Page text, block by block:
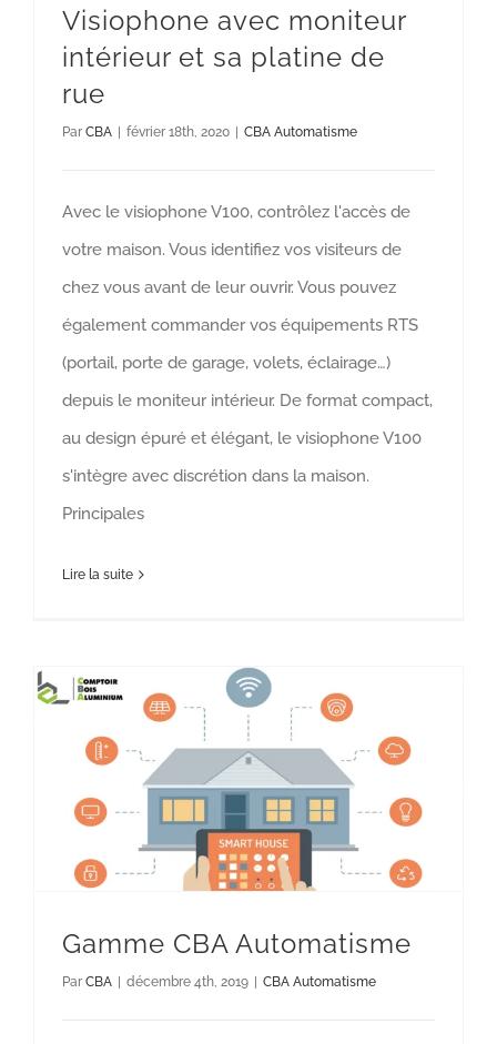
Visiophone avec moniteur
intérieur et sa platine de
rue
Par CBA | février 18th, 2020 | CBA Automatisme
Avec le visiophone V100, contrôlez l'accès de
votre maison. Vous identifiez vos visiteurs de
chez vous avant de leur ouvrir. Vous pouvez
également commander vos équipements RTS
(portail, porte de garage, volets, éclairage…)
depuis le moniteur intérieur. De format compact,
au design épuré et élégant, le visiophone V100
s'intègre avec discrétion dans la maison.
Principales
Lire la suite
Gamme CBA Automatisme
CBA Automatisme
Gamme CBA Automatisme
Par CBA décembre 4th, 2019 CBA Automatisme